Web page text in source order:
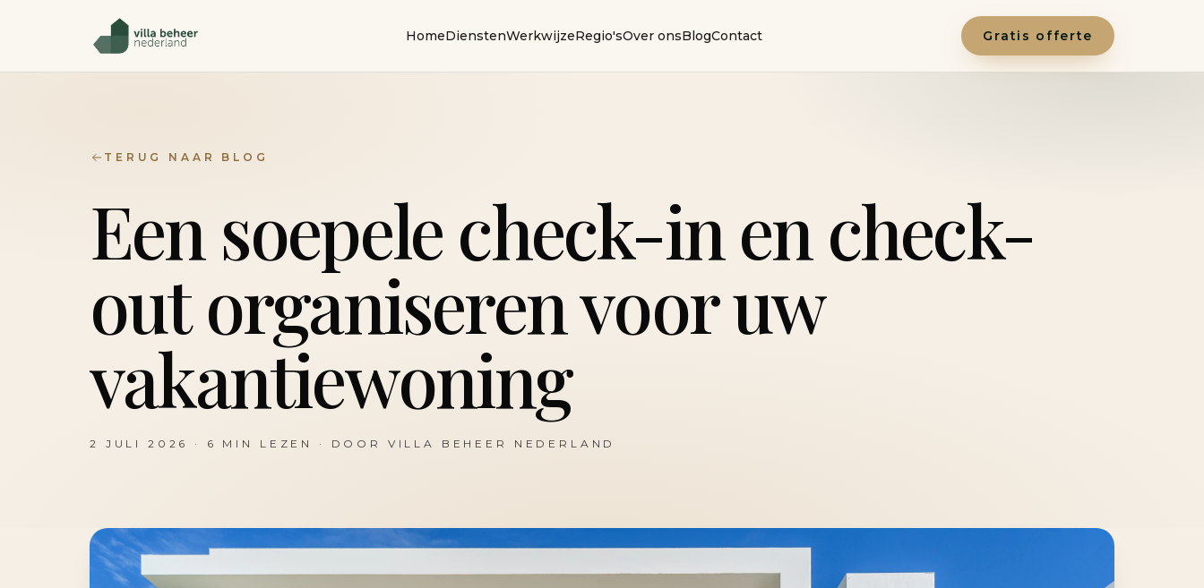
HomeDienstenWerkwijzeRegio'sOver onsBlogContact Gratis offerte
TERUG NAAR BLOG
Een soepele check-in en check-
out organiseren voor uw
vakantiewoning
2 JULI 2026 · 6 MIN LEZEN · DOOR VILLA BEHEER NEDERLAND